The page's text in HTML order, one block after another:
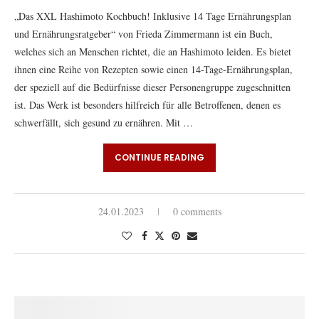
„Das XXL Hashimoto Kochbuch! Inklusive 14 Tage Ernährungsplan
und Ernährungsratgeber“ von Frieda Zimmermann ist ein Buch,
welches sich an Menschen richtet, die an Hashimoto leiden. Es bietet
ihnen eine Reihe von Rezepten sowie einen 14-Tage-Ernährungsplan,
der speziell auf die Bedürfnisse dieser Personengruppe zugeschnitten
ist. Das Werk ist besonders hilfreich für alle Betroffenen, denen es
schwerfällt, sich gesund zu ernähren. Mit …
CONTINUE READING
24.01.2023 0 comments